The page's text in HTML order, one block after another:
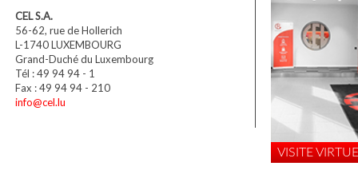
CEL S.A.
56-62, rue de Hollerich
L-1740 LUXEMBOURG
Grand-Duché du Luxembourg
Tél : 49 94 94 - 1
Fax : 49 94 94 - 210
info@cel.lu
VISITE